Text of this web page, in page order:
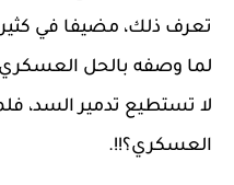
تعرف ذلك، مضيفا في
لما وصفه بالحل
لا تستطيع تدمير السد،
العسكري؟!!.